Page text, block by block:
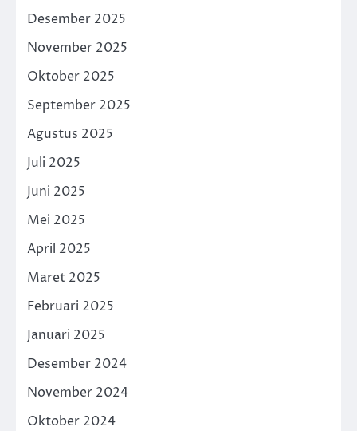
Desember 2025
November 2025
Oktober 2025
September 2025
Agustus 2025
Juli 2025
Juni 2025
Mei 2025
April 2025
Maret 2025
Februari 2025
Januari 2025
Desember 2024
November 2024
Oktober 2024